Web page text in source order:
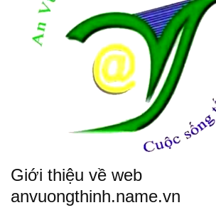
Giới thiệu về web
anvuongthinh.name.vn